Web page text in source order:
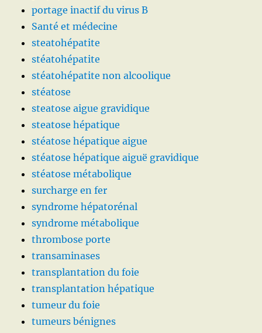
portage inactif du virus B
Santé et médecine
steatohépatite
stéatohépatite
stéatohépatite non alcoolique
stéatose
steatose aigue gravidique
steatose hépatique
stéatose hépatique aigue
stéatose hépatique aiguë gravidique
stéatose métabolique
surcharge en fer
syndrome hépatorénal
syndrome métabolique
thrombose porte
transaminases
transplantation du foie
transplantation hépatique
tumeur du foie
tumeurs bénignes